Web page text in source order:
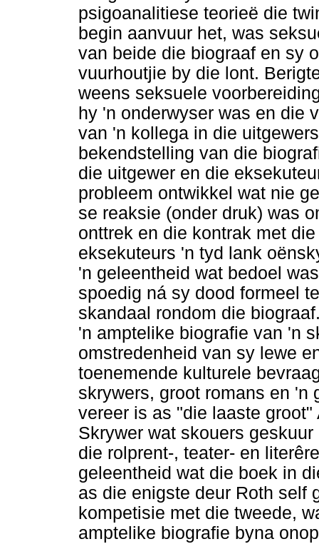
psigoanalitiese teorieë die
begin aanvuur het, was
van beide die biograaf en sy
vuurhoutjie by die lont.
weens seksuele
hy 'n onderwyser was en die
van 'n kollega in die
bekendstelling van die
die uitgewer en die
probleem ontwikkel wat nie
se reaksie (onder druk) was
onttrek en die kontrak met
eksekuteurs 'n tyd lank
'n geleentheid wat bedoel
spoedig ná sy dood formeel
skandaal rondom die
'n amptelike biografie van 'n
omstredenheid van sy lewe
toenemende kulturele
skrywers, groot romans en 'n
vereer is as "die laaste
Skrywer wat skouers
die rolprent-, teater- en
geleentheid wat die boek in
as die enigste deur Roth self
kompetisie met die tweede,
amptelike biografie byna